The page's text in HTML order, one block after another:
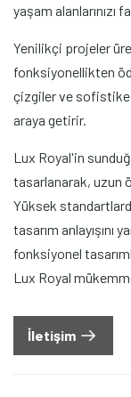
yaşam alanlarınızı
Yenilikçi projeler
fonksiyonellikten
çizgiler ve sofistike
araya getirir.
Lux Royal'in
tasarlanarak, uzun
Yüksek
tasarım anlayışını
fonksiyonel
Lux Royal
İletişim